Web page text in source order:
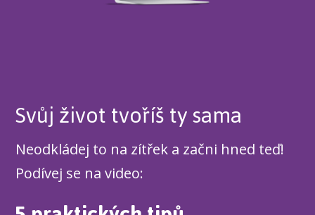
Svůj život tvoříš ty sama
Neodkládej to na zítřek a začni hned teď!
Podívej se na video: